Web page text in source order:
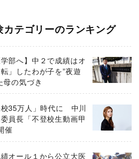
カテゴリーのランキング
学部へ】中２で成績はオ
」したわが子を”夜遊
母の気づき
35万人」時代に 中川
員長「不登校生動画甲
催
績オール１から公立大医